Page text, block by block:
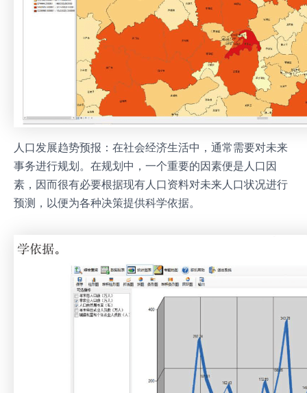
人口发展趋势预报：在社会经济生活中，通常需要对未来
事务进行规划。在规划中，一个重要的因素便是人口因
素，因而很有必要根据现有人口资料对未来人口状况进行
预测，以便为各种决策提供科学依据。